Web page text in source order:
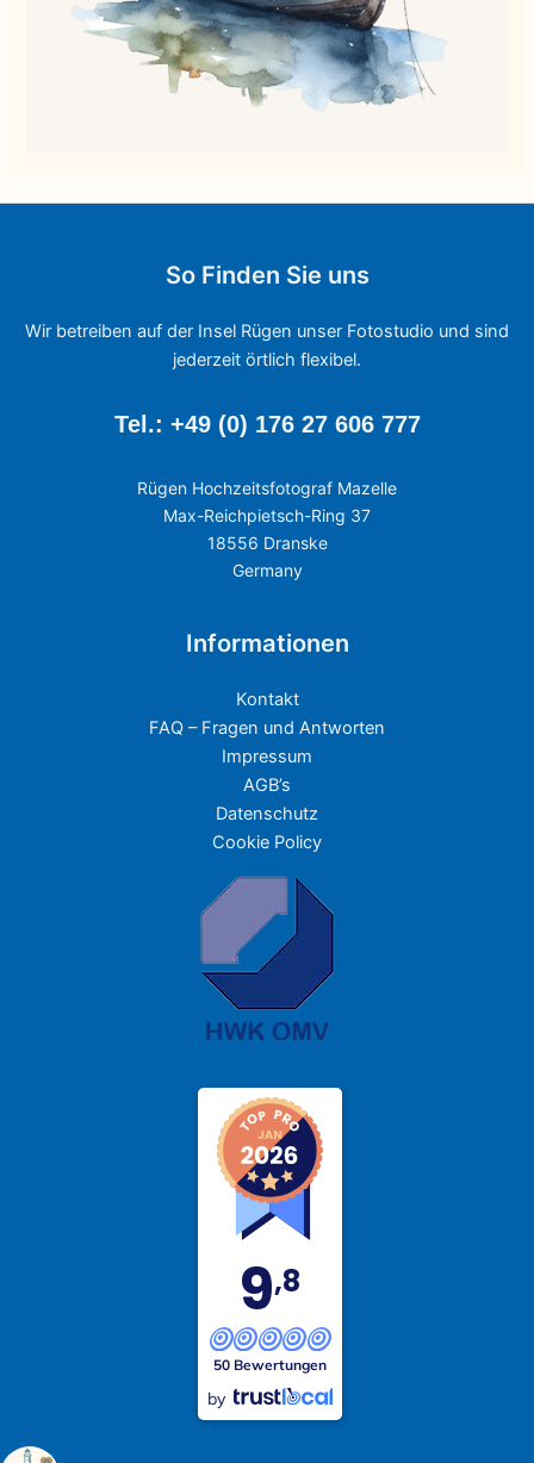
So Finden Sie uns
Wir betreiben auf der Insel Rügen unser Fotostudio und sind
jederzeit örtlich flexibel.
Tel.: +49 (0) 176 27 606 777
Rügen Hochzeitsfotograf Mazelle
Max-Reichpietsch-Ring 37
18556 Dranske
Germany
Informationen
Kontakt
FAQ – Fragen und Antworten
Impressum
AGB’s
Datenschutz
Cookie Policy
9,8
50 Bewertungen
by